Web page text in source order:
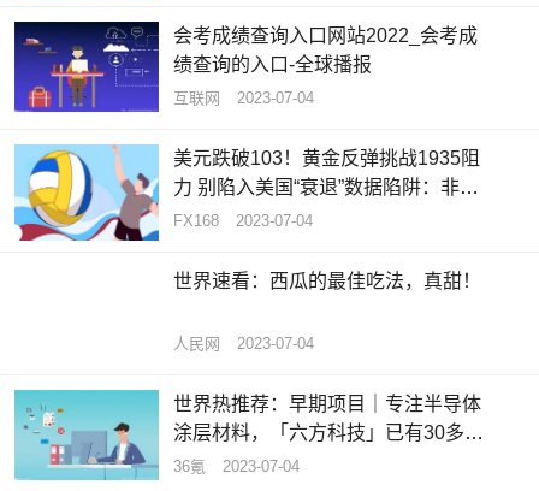
会考成绩查询入口网站2022_会考成
绩查询的入口-全球播报
互联网 2023-07-04
美元跌破103！黄金反弹挑战1935阻
力 别陷入美国“衰退”数据陷阱：非农
将成美元买盘拐点_天天热推荐
FX168 2023-07-04
世界速看：西瓜的最佳吃法，真甜！
人民网 2023-07-04
世界热推荐：早期项目｜专注半导体
涂层材料，「六方科技」已有30多家
合作伙伴
36氪 2023-07-04